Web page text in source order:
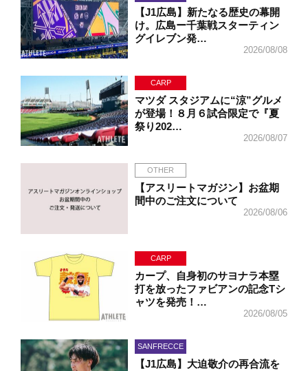
【J1広島】新たなる歴史の幕開
け。広島ー千葉戦スターティン
グイレブン発…
2026/08/08
CARP
マツダ スタジアムに“涼”グルメ
が登場！８月６試合限定で『夏
祭り202…
2026/08/07
OTHER
【アスリートマガジン】お盆期
間中のご注文について
2026/08/06
CARP
カープ、自身初のサヨナラ本塁
打を放ったファビアンの記念Tシ
ャツを発売！…
2026/08/05
SANFRECCE
【J1広島】大迫敬介の再合流を